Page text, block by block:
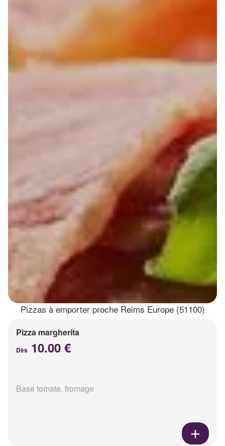
Pizzas à emporter proche Reims Europe (51100)
Pizza margherita
Dès 10.00 €
Base tomate, fromage